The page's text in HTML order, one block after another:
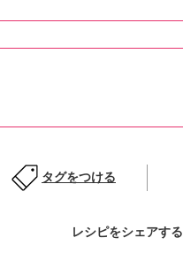
タグをつける
レシピをシェアする